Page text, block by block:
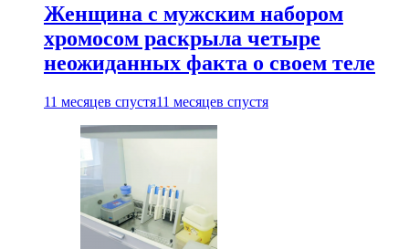
Женщина с мужским набором
хромосом раскрыла четыре
неожиданных факта о своем теле
11 месяцев спустя11 месяцев спустя